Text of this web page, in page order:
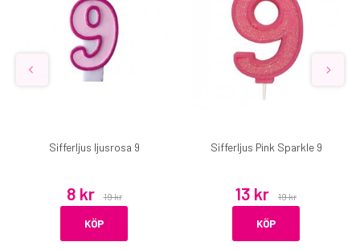
Sifferljus ljusrosa 9
8 kr 19 kr
KÖP
Sifferljus Pink Sparkle 9
13 kr 19 kr
KÖP